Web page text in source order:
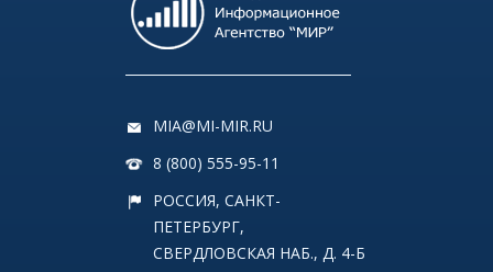
MIA@MI-MIR.RU
8 (800) 555-95-11
РОССИЯ, САНКТ-
ПЕТЕРБУРГ,
СВЕРДЛОВСКАЯ НАБ., Д. 4-Б